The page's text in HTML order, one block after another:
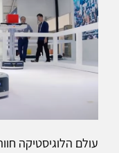
עולם הלוגיסטיקה